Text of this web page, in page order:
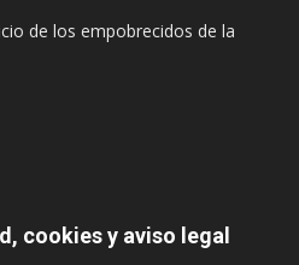
de los empobrecidos de la
cookies y aviso legal